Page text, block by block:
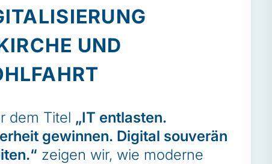
Zertifizierungen
UND
dem Titel „IT entlasten.
gewinnen. Digital souverän
zeigen wir, wie moderne